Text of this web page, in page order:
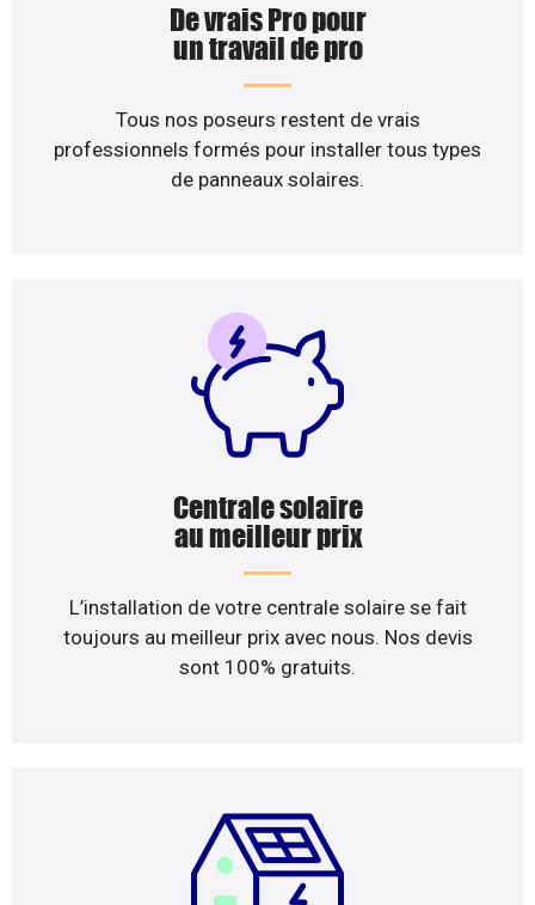
De vrais Pro pour
un travail de pro
Tous nos poseurs restent de vrais
professionnels formés pour installer tous types
de panneaux solaires.
Centrale solaire
au meilleur prix
L’installation de votre centrale solaire se fait
toujours au meilleur prix avec nous. Nos devis
sont 100% gratuits.